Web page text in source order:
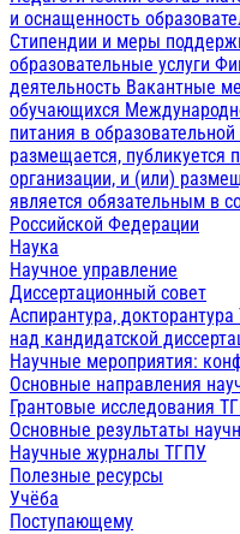
и оснащенность
Стипендии и меры
образовательные услуги
деятельность Вакантные
обучающихся
питания в образовательной
размещается, публикуется
организации, и (или)
является обязательным в
Российской Федерации
Наука
Научное управление
Диссертационный совет
Аспирантура,
над кандидатской
Научные мероприятия:
Основные направления
Грантовые исследования
Основные результаты
Научные журналы ТГПУ
Полезные ресурсы
Учёба
Поступающему